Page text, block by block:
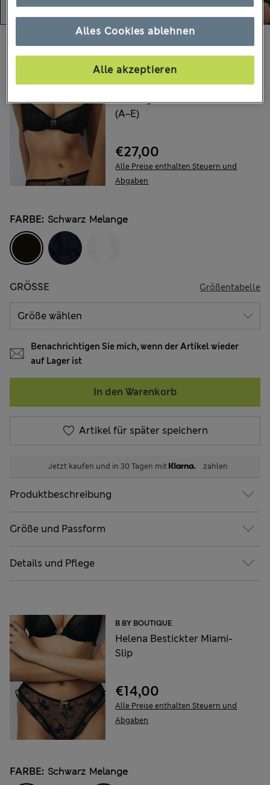
Wählen Sie Ihre Artikel:
B BY BOUTIQUE
Helena Halbschalen-BH
mit Bügel und Stickerei
(A–E)
€27,00
Alle Preise enthalten Steuern und
Abgaben
FARBE: Schwarz Melange
GRÖSSE Größentabelle
Benachrichtigen Sie mich, wenn der Artikel wieder
auf Lager ist
In den Warenkorb
Artikel für später speichern
Jetzt kaufen und in 30 Tagen mit zahlen
Produktbeschreibung
Größe und Passform
Details und Pflege
B BY BOUTIQUE
Helena Bestickter Miami-
Slip
€14,00
Alle Preise enthalten Steuern und
Abgaben
FARBE: Schwarz Melange
Alles Cookies ablehnen
Alle akzeptieren